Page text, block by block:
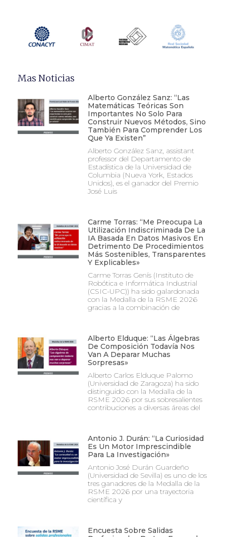
Mas Noticias
Alberto González Sanz: “Las
Matemáticas Teóricas Son
Importantes No Solo Para
Construir Nuevos Métodos, Sino
También Para Comprender Los
Que Ya Existen”
Alberto González Sanz, assistant
professor del Departamento de
Estadística de la Universidad de
Columbia (Nueva York, Estados
Unidos), es el ganador del Premio
José Luis
Carme Torras: “Me Preocupa La
Utilización Indiscriminada De La
IA Basada En Datos Masivos En
Detrimento De Procedimientos
Más Sostenibles, Transparentes
Y Explicables»
Carme Torras Genís (Instituto de
Robótica e Informática Industrial
(CSIC-UPC)) ha sido galardonada
con la Medalla de la RSME 2026
gracias a la combinación de
Alberto Elduque: “Las Álgebras
De Composición Todavía Nos
Van A Deparar Muchas
Sorpresas»
Alberto Carlos Elduque Palomo
(Universidad de Zaragoza) ha sido
distinguido con la Medalla de la
RSME 2026 por sus sobresalientes
contribuciones a diversas áreas del
Antonio J. Durán: “La Curiosidad
Es Un Motor Imprescindible
Para La Investigación»
Antonio José Durán Guardeño
(Universidad de Sevilla) es uno de los
tres ganadores de la Medalla de la
RSME 2026 por una trayectoria
científica y
Encuesta Sobre Salidas